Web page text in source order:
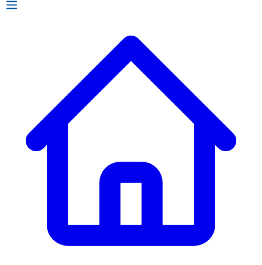
การรับประกันสินค้า
ข่าวสารและโปรโมชั่น
ติดต่อเรา
TH
02 393 3356
ก. เจริญยางยนต์ (บริษัท มิ้งค์ แอนด์ ซีน จำกัด) 2275 ถ.สุขุมวิท
(ระหว่างซอยสุขุมวิท 89/1 - 91) แขวงบางจาก เขตพระโขนง
กรุงเทพมหานคร 10260
ก. เจริญค็อกพิท
อุดมสุข 28 ถนนอุดมสุข แขวงบางนาเหนือ เขตบางนา